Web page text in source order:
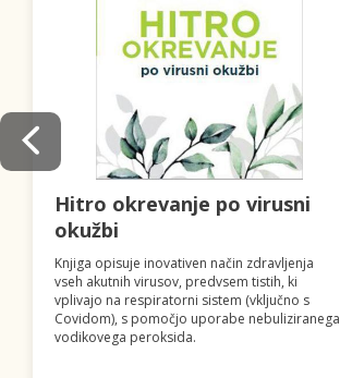
Hitro okrevanje po virusni
okužbi
Knjiga opisuje inovativen način zdravljenja
vseh akutnih virusov, predvsem tistih, ki
vplivajo na respiratorni sistem (vključno s
Covidom), s pomočjo uporabe nebuliziranega
vodikovega peroksida.